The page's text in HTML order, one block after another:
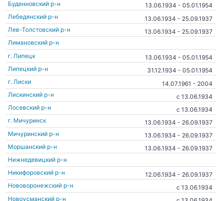
Буденновский р-н
13.06.1934 - 05.01.1954
Лебедянский р-н
13.06.1934 - 25.09.1937
Лев-Толстовский р-н
13.06.1934 - 25.09.1937
Лимановский р-н
г. Липецк
13.06.1934 - 05.01.1954
Липецкий р-н
31.12.1934 - 05.01.1954
г. Лиски
14.07.1961 - 2004
Лискинский р-н
c 13.06.1934
Лосевский р-н
c 13.06.1934
г. Мичуринск
13.06.1934 - 26.09.1937
Мичуринский р-н
13.06.1934 - 26.09.1937
Моршанский р-н
13.06.1934 - 26.09.1937
Нижнедевицкий р-н
Никифоровский р-н
12.06.1934 - 26.09.1937
Нововоронежский р-н
c 13.06.1934
Новоусманский р-н